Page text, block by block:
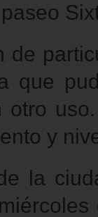
de
que
otro
y
la